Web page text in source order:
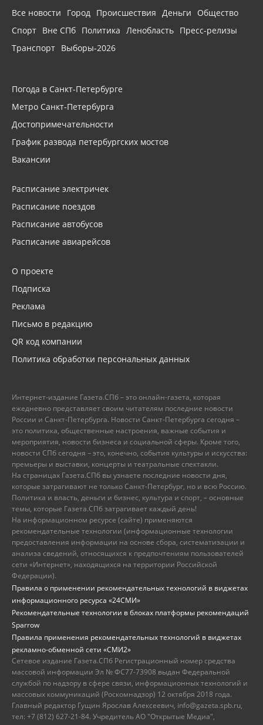
Все новости Город Происшествия Деньги
Общество
Спорт Вне СПб Политика Ленобласть Пресс-релизы
Транспорт Выборы-2026
Погода в Санкт-Петербурге
Метро Санкт-Петербурга
Достопримечательности
График развода петербургских мостов
Вакансии
Расписание электричек
Расписание поездов
Расписание автобусов
Расписание авиарейсов
О проекте
Подписка
Реклама
Письмо в редакцию
QR код компании
Политика обработки персональных данных
Интернет-издание Газета.СПб – это онлайн-газета, которая
ежедневно представляет своим читателям последние новости
России и Санкт-Петербурга. Новости Санкт-Петербурга сегодня –
это политика, общественные настроения, важные события и
мероприятия, новости бизнеса и социальной сферы. Кроме того,
новости СПб сегодня – это, конечно, события культуры и искусства:
премьеры и выставки, концерты и театральные спектакли.
На страницах Газета.СПб вы узнаете последние новости дня,
которые затрагивают не только Санкт-Петербург, но и всю Россию.
Политика и власть, деньги и бизнес, культура и спорт, – основные
темы, которые Газета.СПб затрагивает каждый день!
На информационном ресурсе (сайте) применяются
рекомендательные технологии (информационные технологии
предоставления информации на основе сбора, систематизации и
анализа сведений, относящихся к предпочтениям пользователей
сети «Интернет», находящихся на территории Российской
Федерации).
Правила о применении рекомендательных технологий в виджетах
информационного ресурса «24СМИ»
Рекомендательные технологии в блоках платформы рекомендаций
Sparrow
Правила применения рекомендательных технологий в виджетах
рекламно-обменной сети «СМИ2»
Сетевое издание Газета.СПб Регистрационный номер средства
массовой информации Эл № ФС77-73908 выдан Федеральной
службой по надзору в сфере связи, информационных технологий и
массовых коммуникаций (Роскомнадзор) 12 октября 2018 года.
Главный редактор Гущин Ярослав Алексеевич, info@gazeta.spb.ru,
тел: +7 (812) 627-21-84. Учредитель АО "Открытые Медиа",